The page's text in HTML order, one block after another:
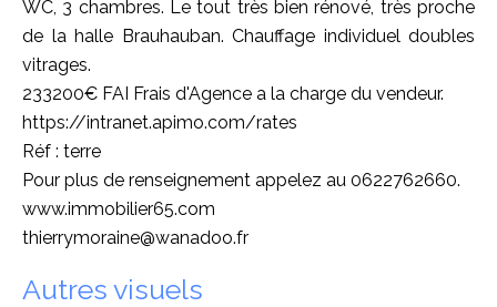
WC, 3 chambres. Le tout très bien rénové, très proche
de la halle Brauhauban. Chauffage individuel doubles
vitrages.
233200€ FAI Frais d'Agence a la charge du vendeur.
https://intranet.apimo.com/rates
Réf : terre
Pour plus de renseignement appelez au 0622762660.
www.immobilier65.com
thierrymoraine@wanadoo.fr
Autres visuels